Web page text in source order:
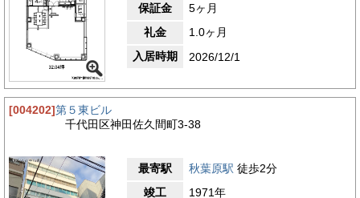
保証金
5ヶ月
礼金
1.0ヶ月
入居時期
2026/12/1
[004202]第５東ビル
千代田区神田佐久間町3-38
最寄駅 秋葉原駅 徒歩2分
竣工
1971年